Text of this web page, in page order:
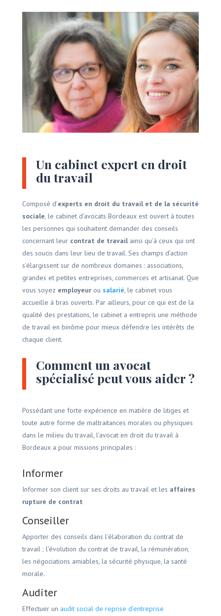
Un cabinet expert en droit
du travail
Composé d’experts en droit du travail et de la sécurité
sociale, le cabinet d’avocats Bordeaux est ouvert à toutes
les personnes qui souhaitent demander des conseils
concernant leurcontrat de travailainsi qu’à ceux qui ont
des soucis dans leur lieu de travail. Ses champs d’action
s’élargissent sur de nombreux domaines : associations,
grandes et petites entreprises, commerces et artisanat. Que
vous soyez employeurou salarié, le cabinet vous
accueille à bras ouverts. Par ailleurs, pour ce qui est de la
qualité des prestations, le cabinet a entrepris une méthode
de travail en binôme pour mieux défendre les intérêts de
chaque client.
Comment un avocat
spécialisé peut vous aider ?
Possédant une forte expérience en matière de litiges et
toute autre forme de maltraitances morales ou physiques
dans le milieu du travail, l’avocat en droit du travail à
Bordeaux a pour missions principales :
Informer
Informer son client sur ses droits au travail et les affaires
rupture de contrat
Conseiller
Apporter des conseils dans l’élaboration du contrat de
travail ; l’évolution du contrat de travail, la rémunération,
les négociations amiables, la sécurité physique, la santé
morale.
Auditer
Effectuer un audit social de reprise d’entreprise